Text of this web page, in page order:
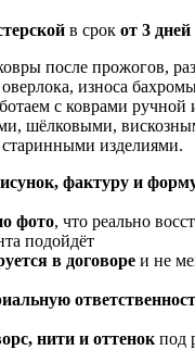
в срок от 3 дней
после прожогов,
износа
с коврами
шёлковыми,
изделиями.
фактуру и
фото, что реально
подойдёт
в договоре и не
нити и оттенок под